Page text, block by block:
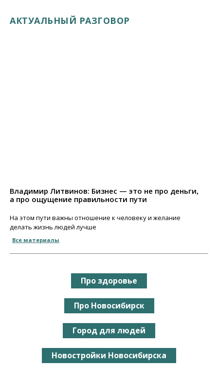
АКТУАЛЬНЫЙ РАЗГОВОР
Владимир Литвинов: Бизнес — это не про деньги,
а про ощущение правильности пути
На этом пути важны отношение к человеку и желание
делать жизнь людей лучше
Все материалы
Про здоровье
Про Новосибирск
Город для людей
Новостройки Новосибирска